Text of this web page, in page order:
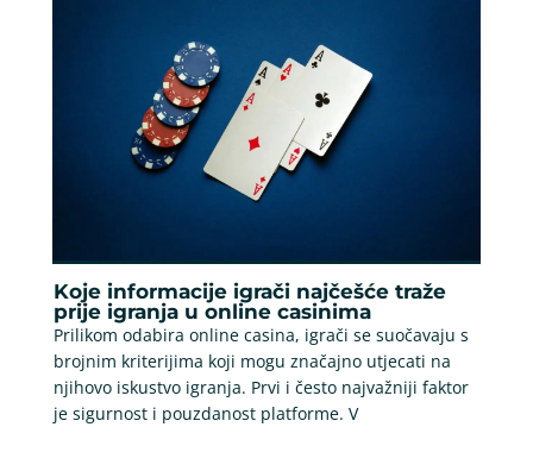
Koje informacije igrači najčešće traže
prije igranja u online casinima
Prilikom odabira online casina, igrači se suočavaju s
brojnim kriterijima koji mogu značajno utjecati na
njihovo iskustvo igranja. Prvi i često najvažniji faktor
je sigurnost i pouzdanost platforme. V